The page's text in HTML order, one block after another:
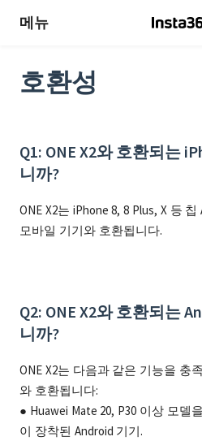
메뉴
호환성
Q1: ONE X2와 호환되는
니까?
ONE X2는 iPhone 8, 8 Plus, X 등
모바일 기기와 호환됩니다.
Q2: ONE X2와 호환되는
니까?
ONE X2는 다음과 같은 기능을 충
와 호환됩니다:
● Huawei Mate 20, P30 이상 모델
이 장착된 Android 기기.